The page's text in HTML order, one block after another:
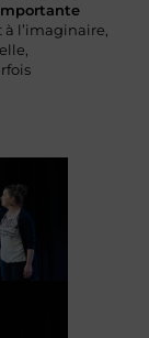
l’imaginaire,